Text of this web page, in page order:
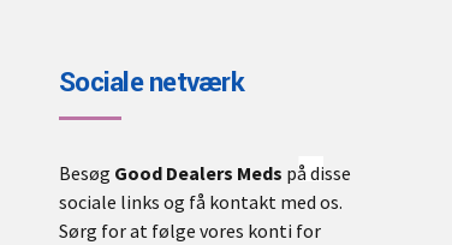
Sociale netværk
Besøg Good Dealers Meds på disse
sociale links og få kontakt med os.
Sørg for at følge vores konti for